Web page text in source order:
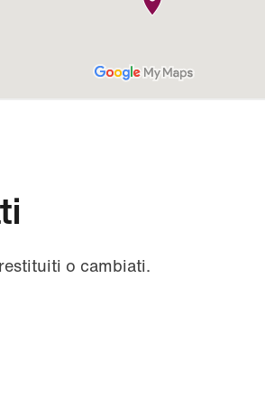
o cambiati.